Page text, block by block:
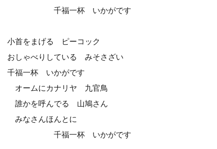
千福一杯 いかがです
小首をまげる ピーコック
おしゃべりしている みそさざい
千福一杯 いかがです
オームにカナリヤ 九官鳥
誰かを呼んでる 山鳩さん
みなさんほんとに
千福一杯 いかがです